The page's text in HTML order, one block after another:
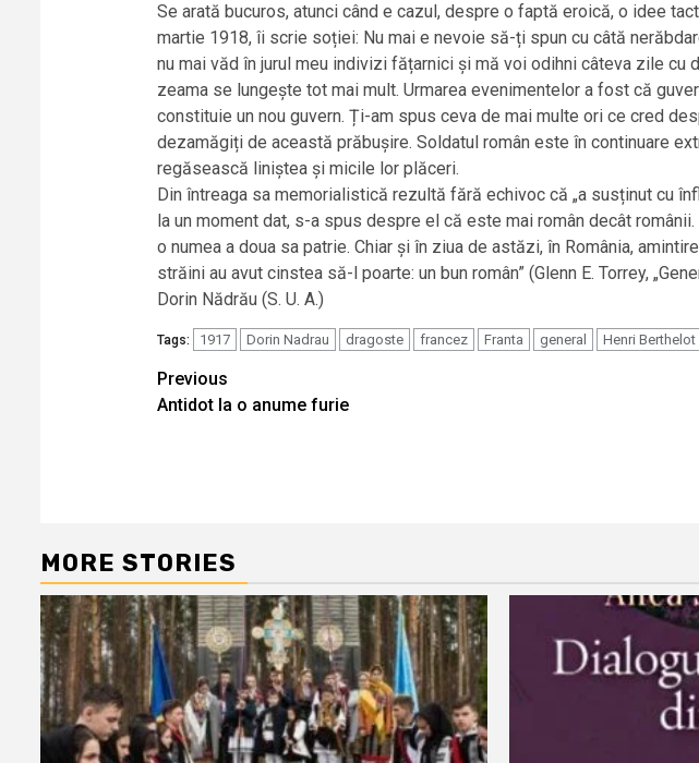
Se arată bucuros, atunci când e cazul, despre o faptă eroică, o idee
martie 1918, îi scrie soției: Nu mai e nevoie să-ți spun cu câtă
nu mai văd în jurul meu indivizi fățarnici și mă voi odihni câteva zile
zeama se lungește tot mai mult. Urmarea evenimentelor a fost că
constituie un nou guvern. Ți-am spus ceva de mai multe ori ce cred
dezamăgiți de această prăbușire. Soldatul român este în continuare
regăsească liniștea și micile lor plăceri.
Din întreaga sa memorialistică rezultă fără echivoc că „a susținut cu
la un moment dat, s-a spus despre el că este mai român decât
o numea a doua sa patrie. Chiar și în ziua de astăzi, în România,
străini au avut cinstea să-l poarte: un bun român” (Glenn E. Torrey,
Dorin Nădrău (S. U. A.)
Tags: 1917 Dorin Nadrau dragoste francez Franta general Henri Berthelot
Continue
Reading
Previous
Antidot la o anume furie
MORE STORIES